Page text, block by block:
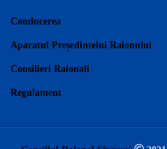
Conducerea
Aparatul Președintelui Raionului
Consilieri Raionali
Regulament